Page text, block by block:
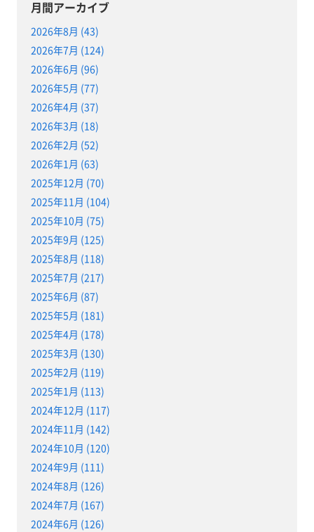
月間アーカイブ
2026年8月 (43)
2026年7月 (124)
2026年6月 (96)
2026年5月 (77)
2026年4月 (37)
2026年3月 (18)
2026年2月 (52)
2026年1月 (63)
2025年12月 (70)
2025年11月 (104)
2025年10月 (75)
2025年9月 (125)
2025年8月 (118)
2025年7月 (217)
2025年6月 (87)
2025年5月 (181)
2025年4月 (178)
2025年3月 (130)
2025年2月 (119)
2025年1月 (113)
2024年12月 (117)
2024年11月 (142)
2024年10月 (120)
2024年9月 (111)
2024年8月 (126)
2024年7月 (167)
2024年6月 (126)